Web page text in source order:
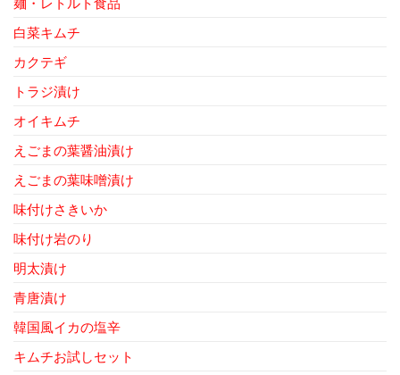
白菜キムチ
カクテギ
トラジ漬け
オイキムチ
えごまの葉醤油漬け
えごまの葉味噌漬け
味付けさきいか
味付け岩のり
明太漬け
青唐漬け
韓国風イカの塩辛
キムチお試しセット